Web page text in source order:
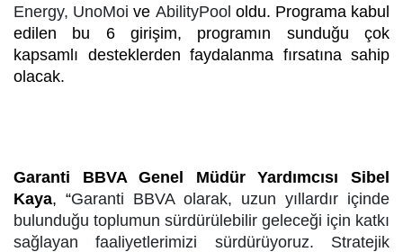
Energy, UnoMoive AbilityPool oldu. Programa kabul
edilen bu 6 girişim, programın sunduğu çok
kapsamlı desteklerden faydalanma fırsatına sahip
olacak.
Garanti BBVA Genel Müdür Yardımcısı Sibel
Kaya, “Garanti BBVA olarak, uzun yıllardır içinde
bulunduğu toplumun sürdürülebilir geleceği için katkı
sağlayan faaliyetlerimizi sürdürüyoruz. Stratejik